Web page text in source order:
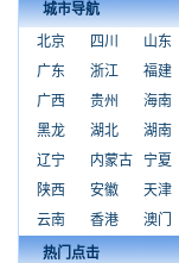
城市导航
北京
四川 山东
广东
浙江 福建
广西
贵州 海南
黑龙
湖北 湖南
辽宁
内蒙古 宁夏
陕西
安徽 天津
云南
香港 澳门
热门点击